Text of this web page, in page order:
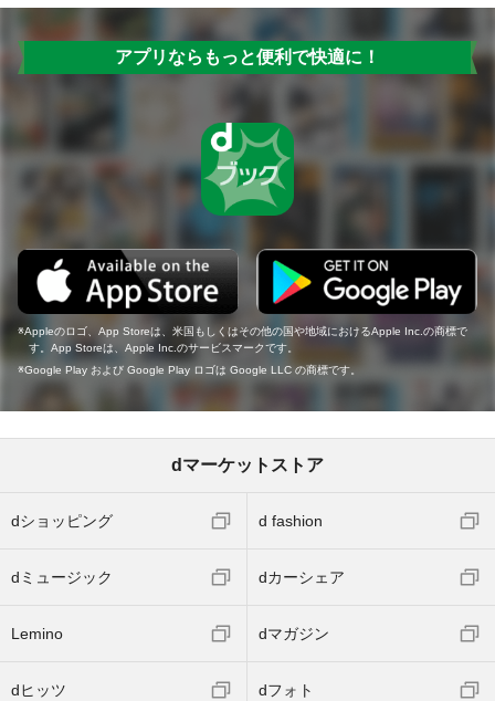
アプリならもっと便利で快適に！
Appleのロゴ、App Storeは、米国もしくはその他の国や地域におけるApple Inc.の商標で
す。App Storeは、Apple Inc.のサービスマークです。
Google Play および Google Play ロゴは Google LLC の商標です。
dマーケットストア
dショッピング d fashion
dミュージック dカーシェア
Lemino dマガジン
dヒッツ dフォト